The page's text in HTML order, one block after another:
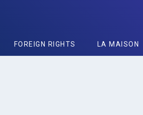
FOREIGN RIGHTS LA MAISON